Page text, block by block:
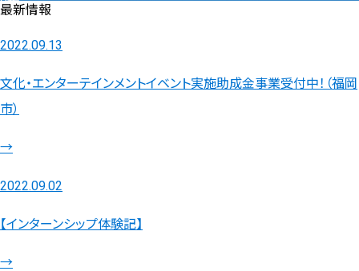
最新情報
2022.09.13
文化・エンターテインメントイベント実施助成金事業受付中！（福岡
市）
→
2022.09.02
【インターンシップ体験記】
→